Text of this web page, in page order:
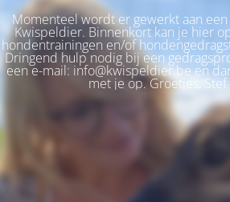
Momenteel wordt er gewerkt aan een
Kwispeldier. Binnenkort kan je hier
hondentrainingen en/of
Dringend hulp nodig bij een
een e-mail: info@kwispeldier.be en
met je op. Groetjes, Stef